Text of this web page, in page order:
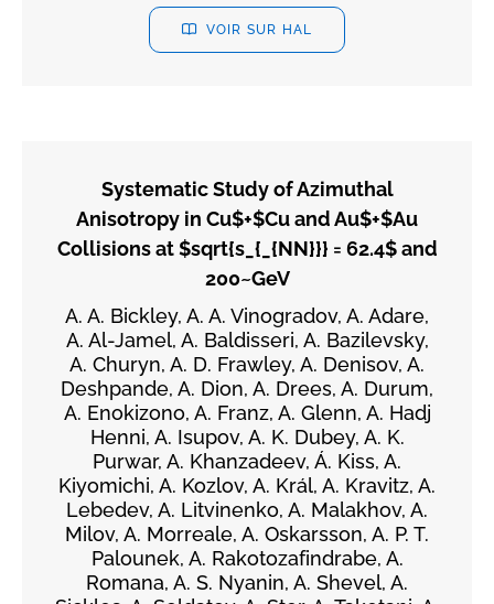
VOIR SUR HAL
Systematic Study of Azimuthal
Anisotropy in Cu$+$Cu and Au$+$Au
Collisions at $sqrt{s_{_{NN}}} = 62.4$ and
200~GeV
A. A. Bickley, A. A. Vinogradov, A. Adare,
A. Al-Jamel, A. Baldisseri, A. Bazilevsky,
A. Churyn, A. D. Frawley, A. Denisov, A.
Deshpande, A. Dion, A. Drees, A. Durum,
A. Enokizono, A. Franz, A. Glenn, A. Hadj
Henni, A. Isupov, A. K. Dubey, A. K.
Purwar, A. Khanzadeev, Á. Kiss, A.
Kiyomichi, A. Kozlov, A. Král, A. Kravitz, A.
Lebedev, A. Litvinenko, A. Malakhov, A.
Milov, A. Morreale, A. Oskarsson, A. P. T.
Palounek, A. Rakotozafindrabe, A.
Romana, A. S. Nyanin, A. Shevel, A.